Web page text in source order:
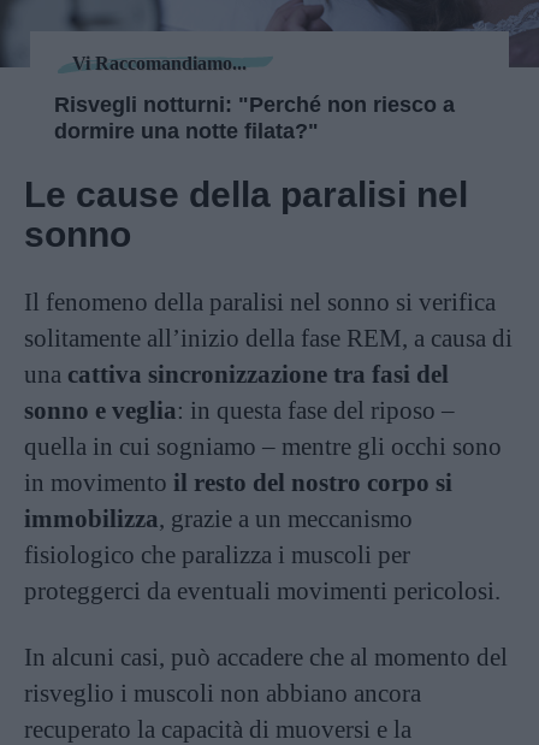
Vi Raccomandiamo...
Risvegli notturni: "Perché non riesco a
dormire una notte filata?"
Le cause della paralisi nel
sonno
Il fenomeno della paralisi nel sonno si verifica
solitamente all’inizio della fase REM, a causa di
una cattiva sincronizzazione tra fasi del
sonno e veglia: in questa fase del riposo –
quella in cui sogniamo – mentre gli occhi sono
in movimento il resto del nostro corpo si
immobilizza, grazie a un meccanismo
fisiologico che paralizza i muscoli per
proteggerci da eventuali movimenti pericolosi.
In alcuni casi, può accadere che al momento del
risveglio i muscoli non abbiano ancora
recuperato la capacità di muoversi e la